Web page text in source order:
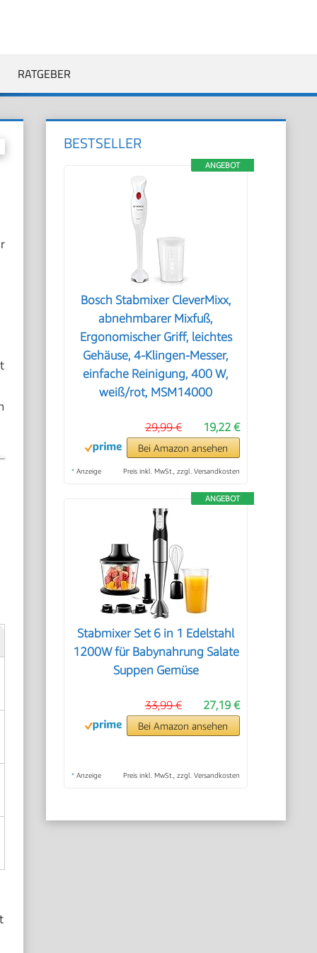
RATGEBER
BESTSELLER
ANGEBOT
Bosch Stabmixer CleverMixx,
abnehmbarer Mixfuß,
Ergonomischer Griff, leichtes
Gehäuse, 4-Klingen-Messer,
einfache Reinigung, 400 W,
weiß/rot, MSM14000
19,22 €
29,99 €
Bei Amazon ansehen
* Anzeige Preis inkl. MwSt., zzgl. Versandkosten
ANGEBOT
Stabmixer Set 6 in 1 Edelstahl
1200W für Babynahrung Salate
Suppen Gemüse
27,19 €
33,99 €
Bei Amazon ansehen
* Anzeige Preis inkl. MwSt., zzgl. Versandkosten